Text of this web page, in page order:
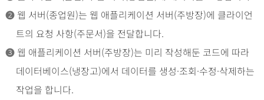
➋웹 서버(종업원)는 웹 애플리케이션 서버(주방장)에 클라이언
트의 요청 사항(주문서)을 전달합니다.
➌웹 애플리케이션 서버(주방장)는 미리 작성해둔 코드에 따라
데이터베이스(냉장고)에서 데이터를 생성·조회·수정·삭제하는
작업을 합니다.